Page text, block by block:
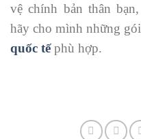
vệ chính bản thân
hãy cho mình những
quốc tếphù hợp.